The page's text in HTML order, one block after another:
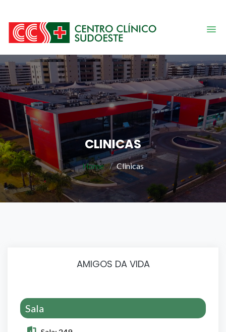
CLINICAS
Home Clinicas
AMIGOS DA VIDA
Sala